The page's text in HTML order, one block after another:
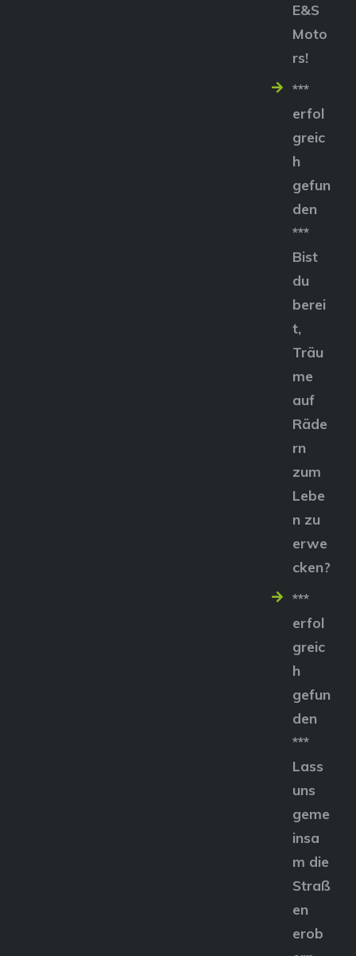
E&S
Moto
rs!
***
erfol
greic
h
gefun
den
***
Bist
du
berei
t,
Träu
me
auf
Räde
rn
zum
Lebe
n zu
erwe
cken?
***
erfol
greic
h
gefun
den
***
Lass
uns
geme
insa
m die
Straß
en
erob